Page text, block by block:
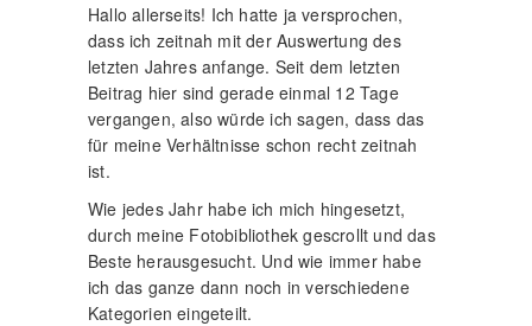
Hallo allerseits! Ich hatte ja versprochen,
dass ich zeitnah mit der Auswertung des
letzten Jahres anfange. Seit dem letzten
Beitrag hier sind gerade einmal 12 Tage
vergangen, also würde ich sagen, dass das
für meine Verhältnisse schon recht zeitnah
ist.
Wie jedes Jahr habe ich mich hingesetzt,
durch meine Fotobibliothek gescrollt und das
Beste herausgesucht. Und wie immer habe
ich das ganze dann noch in verschiedene
Kategorien eingeteilt.